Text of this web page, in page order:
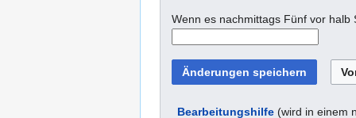
Wenn es nachmittags Fünf vor
Bearbeitungshilfe (wird in einem